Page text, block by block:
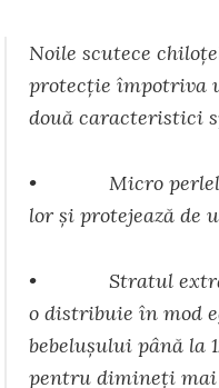
Noile scutece
protecţie împotriva
două caracteristici
• Micro perlele™
lor şi protejează de
• Stratul extra
o distribuie în mod
bebeluşului până la
pentru dimineţi